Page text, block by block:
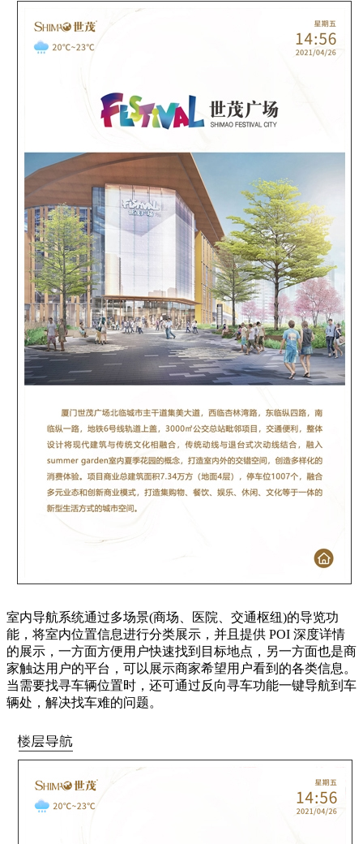
室内导航系统通过多场景(商场、医院、交通枢纽)的导览功
能，将室内位置信息进行分类展示，并且提供 POI 深度详情
的展示，一方面方便用户快速找到目标地点，另一方面也是商
家触达用户的平台，可以展示商家希望用户看到的各类信息。
当需要找寻车辆位置时，还可通过反向寻车功能一键导航到车
辆处，解决找车难的问题。